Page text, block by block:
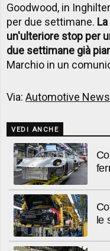
Goodwood, in
per due settimane.
un'ulteriore stop per
due settimane già
Marchio in un
Via:Automotive
VEDI ANCHE
le